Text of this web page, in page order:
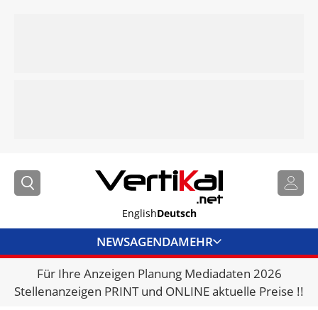
EnglishDeutsch
NEWSAGENDAMEHR
BRANCHENLINKS
VERMIETER
Für Ihre Anzeigen Planung Mediadaten 2026
Stellenanzeigen PRINT und ONLINE aktuelle Preise !!